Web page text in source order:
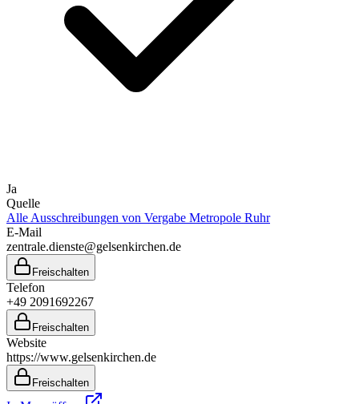
Ja
Quelle
Alle Ausschreibungen von Vergabe Metropole Ruhr
E-Mail
zentrale.dienste@gelsenkirchen.de
Freischalten
Telefon
+49 2091692267
Freischalten
Website
https://www.gelsenkirchen.de
Freischalten